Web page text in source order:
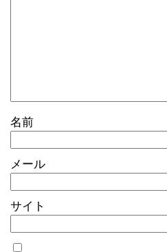
名前
メール
サイト